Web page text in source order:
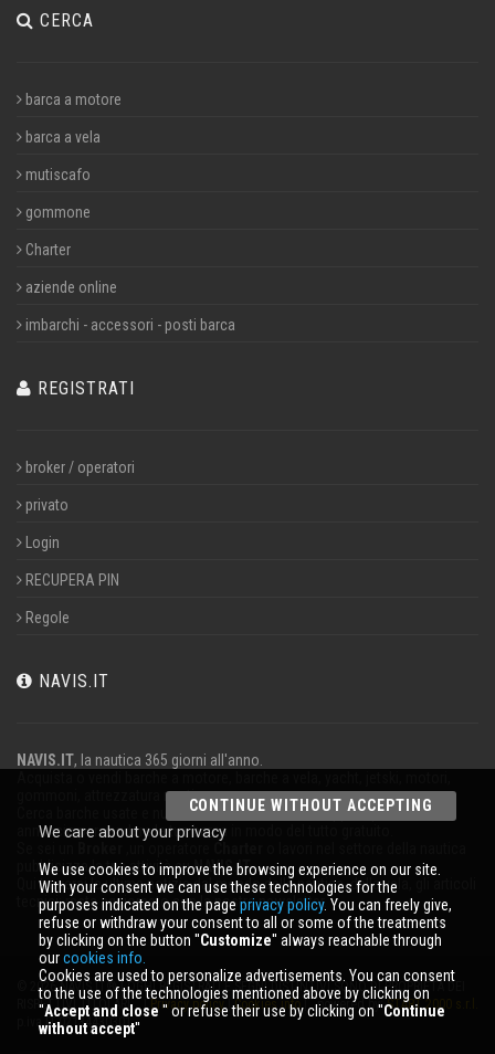
CERCA
barca a motore
barca a vela
mutiscafo
gommone
Charter
aziende online
imbarchi - accessori - posti barca
REGISTRATI
broker / operatori
privato
Login
RECUPERA PIN
Regole
NAVIS.IT
NAVIS.IT, la nautica 365 giorni all'anno.
gommoni, attrezzatura nautica.
Cerca barche usate e nuove nel nostro database oppure pubblica un
annuncio per vendere la tua barca in modo del tutto gratuito.
pubblicizza la tua attività suNAVIS.IT.
Qui troverai le ultime notizie dal mondo della nautica, della vela, gli articoli
tecnici; resta aggiornato con la nostra newsletter.
© 2026 NAVIS.IT® LOGHI REGISTRATI E SEGNI DISTINTIVI SONO DI PROPRIETÀ DEI
RISPETTIVI TITOLARI. |Privacy policy|Cookies info | powered by:START 2000 s.r.l.
p.iva IT-02134430301
CONTINUE WITHOUT ACCEPTING
We care about your privacy
We use cookies to improve the browsing experience on our site.
With your consent we can use these technologies for the
purposes indicated on the page privacy policy. You can freely give,
refuse or withdraw your consent to all or some of the treatments
by clicking on the button ''Customize'' always reachable through
ourcookies info.
Cookies are used to personalize advertisements. You can consent
to the use of the technologies mentioned above by clicking on
''Accept and close '' or refuse their use by clicking on ''Continue
without accept''